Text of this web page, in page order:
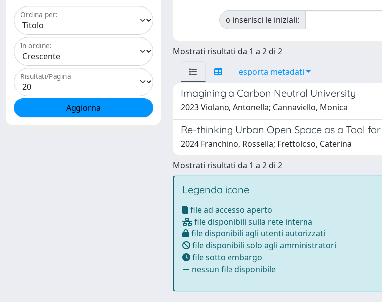
Ordina per:
In ordine:
Risultati/Pagina
o inserisci le iniziali:
Mostrati risultati da 1 a 2 di 2
esporta metadati
Imagining a Carbon Neutral University
2023 Violano, Antonella; Cannaviello, Monica
Re-thinking Urban Open Space as a Tool
2024 Franchino, Rossella; Frettoloso, Caterina
Mostrati risultati da 1 a 2 di 2
Legenda icone
file ad accesso aperto
file disponibili sulla rete interna
file disponibili agli utenti autorizzati
file disponibili solo agli amministratori
file sotto embargo
nessun file disponibile